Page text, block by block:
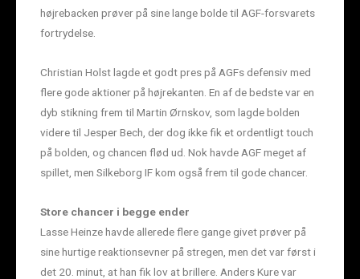
højrebacken prøver på sine lange bolde til AGF-forsvarets
fortrydelse.
Christian Holst lagde et godt pres på AGFs defensiv med
flere gode aktioner på højrekanten. En af de bedste var en
dyb stikning frem til Martin Ørnskov, som lagde bolden
videre til Jesper Bech, der dog ikke fik et ordentligt touch
på bolden, og chancen flød ud. Nok havde AGF meget af
spillet, men Silkeborg IF kom også frem til gode chancer.
Store chancer i begge ender
Lasse Heinze havde allerede flere gange givet prøver på
sine hurtige reaktionsevner på stregen, men det var først i
det 20. minut, at han fik lov at brillere. Anders Kure var